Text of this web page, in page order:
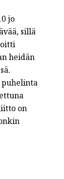
jo
sillä
heidän
puhelinta
on